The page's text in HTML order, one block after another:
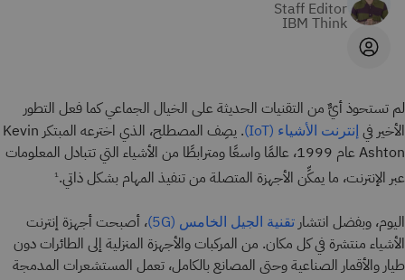
Staff Editor
IBM Think
لم تستحوذ أيٌّ من التقنيات الحديثة على الخيال الجماعي كما فعل التطور
الأخير في إنترنت الأشياء (IoT)
. يصِف المصطلح، الذي اخترعه المبتكر Kevin
Ashton عام 1999، عالمًا واسعًا ومترابطًا من الأشياء التي تتبادل المعلومات
عبر الإنترنت، ما يمكِّن الأجهزة المتصلة من تنفيذ المهام بشكل ذاتي.1
اليوم، وبفضل انتشار تقنية الجيل الخامس (5G)
، أصبحت أجهزة إنترنت
الأشياء منتشرة في كل مكان. من المركبات والأجهزة المنزلية إلى الطائرات دون
طيار والأقمار الصناعية وحتى المصانع بالكامل، تعمل المستشعرات المدمجة